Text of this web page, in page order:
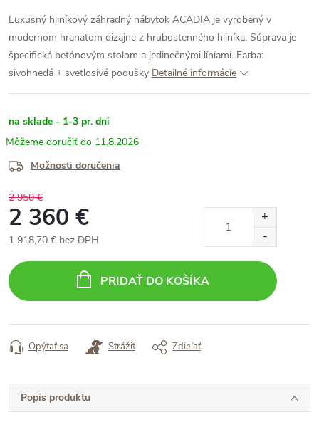
Luxusný hliníkový záhradný nábytok ACADIA je vyrobený v
modernom hranatom dizajne z hrubostenného hliníka. Súprava je
špecifická betónovým stolom a jedinečnými líniami. Farba:
sivohnedá + svetlosivé podušky Detailné informácie
na sklade - 1-3 pr. dni
11.8.2026
Možnosti doručenia
2 950 €
2 360 €
1 918,70 € bez DPH
cena:
PRIDAŤ DO KOŠÍKA
Opýtať sa Strážiť Zdieľať
Popis produktu